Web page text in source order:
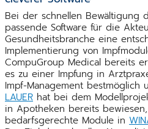
Bei der schnellen Bewältigung
passende Software für die
Gesundheitsbranche eine
Implementierung von
CompuGroup Medical bereits
es zu einer Impfung in
Impf-Management bestmöglich
LAUER hat bei dem
in Apotheken bereits
bedarfsgerechte Module in